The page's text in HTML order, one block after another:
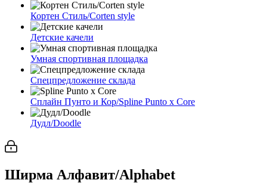
Кортен Стиль/Corten style
Детские качели
Умная спортивная площадка
Спецпредложение склада
Сплайн Пунто и Кор/Spline Punto x Core
Дудл/Doodle
Ширма Алфавит/Alphabet